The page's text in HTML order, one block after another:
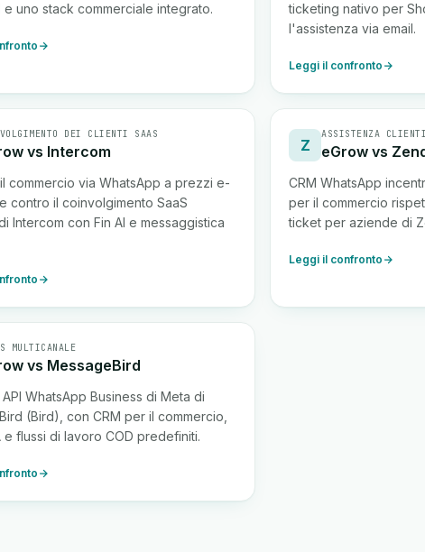
e uno stack commerciale integrato.
ticketing nativo per
l'assistenza via email.
Leggi il confronto
DEI CLIENTI SAAS
vs Intercom
commercio via WhatsApp a prezzi e-
contro il coinvolgimento SaaS
Intercom con Fin AI e messaggistica
Z
ASSISTENZA
eGrow vs
CRM WhatsApp
per il commercio
ticket per aziende di
Leggi il confronto
MULTICANALE
vs MessageBird
WhatsApp Business di Meta di
(Bird), con CRM per il commercio,
e flussi di lavoro COD predefiniti.